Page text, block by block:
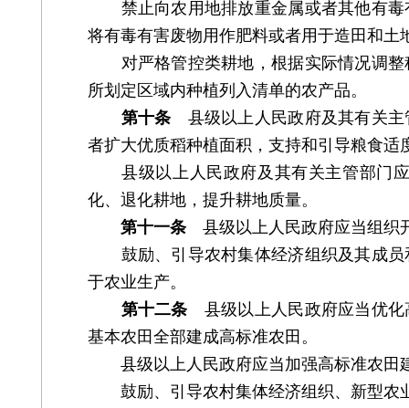
禁止向农用地排放重金属或者其他有毒
将有毒有害废物用作肥料或者用于造田和土
对严格管控类耕地，根据实际情况调整
所划定区域内种植列入清单的农产品。
第十条 县级以上人民政府及其有关主
者扩大优质稻种植面积，支持和引导粮食适
县级以上人民政府及其有关主管部门应
化、退化耕地，提升耕地质量。
第十一条 县级以上人民政府应当组织
鼓励、引导农村集体经济组织及其成员
于农业生产。
第十二条 县级以上人民政府应当优化
基本农田全部建成高标准农田。
县级以上人民政府应当加强高标准农田
鼓励、引导农村集体经济组织、新型农